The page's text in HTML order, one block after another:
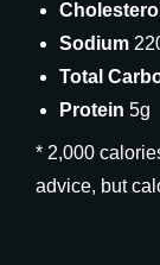
Cholesterol
Sodium
Total
Protein 5g
* 2,000
advice, but